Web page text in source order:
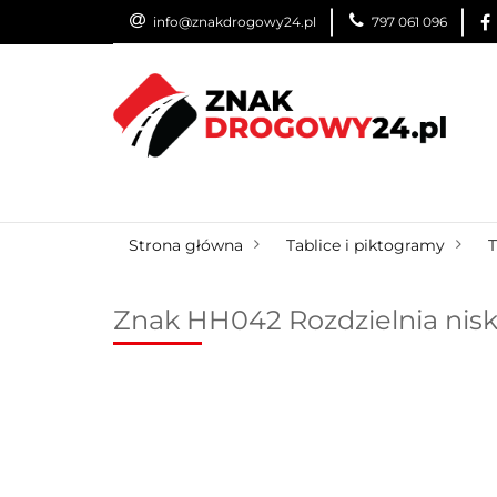
info@znakdrogowy24.pl 797 061 096
ZNAKI DROGOWE
Strona główna Tablice i piktogramy
Znak HH042 Rozdzielnia